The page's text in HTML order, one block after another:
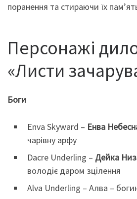
поранення та стираючи їх
Персонажі
«Листи
Боги
Enva Skyward – Енва
чарівну арфу
Dacre Underling – Дейка
володіє даром зцілення
Alva Underling – Алва –